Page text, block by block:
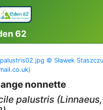
62
nonnette
palustris (Linnaeus,